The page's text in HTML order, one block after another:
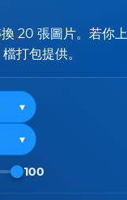
20 張圖片。若你
打包提供。
100